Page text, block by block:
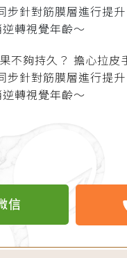
針對筋膜層進行提
轉視覺年齡～
不夠持久？ 擔心拉
針對筋膜層進行提
轉視覺年齡～
信